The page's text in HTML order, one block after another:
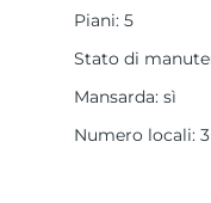
Piani: 5
Stato di
Mansarda: sì
Numero locali: 3